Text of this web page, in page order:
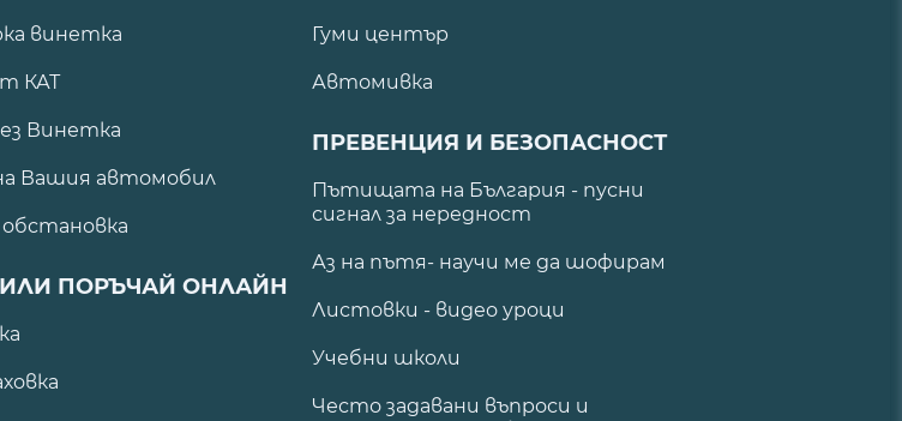
винетка
КАТ
Винетка
Вашия автомобил
ПОРЪЧАЙ ОНЛАЙН
Гуми център
Автомивка
ПРЕВЕНЦИЯ И БЕЗОПАСНОСТ
Пътищата на България - пусни
сигнал за нередност
Аз на пътя- научи ме да шофирам
Листовки - видео уроци
Учебни школи
Често задавани въпроси и